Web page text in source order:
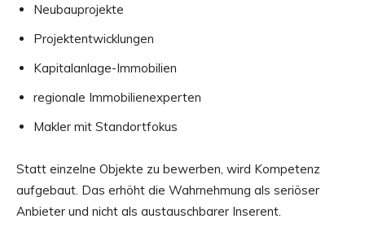
Neubauprojekte
Projektentwicklungen
Kapitalanlage-Immobilien
regionale Immobilienexperten
Makler mit Standortfokus
Statt einzelne Objekte zu bewerben, wird Kompetenz
aufgebaut. Das erhöht die Wahrnehmung als seriöser
Anbieter und nicht als austauschbarer Inserent.